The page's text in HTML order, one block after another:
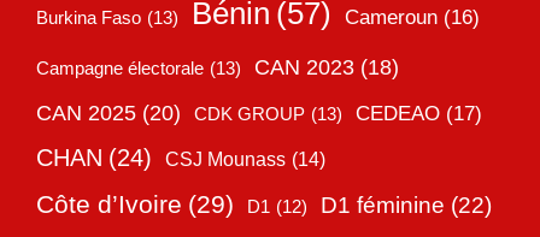
Burkina Faso (13) Bénin (57) Cameroun (16)
Campagne électorale (13) CAN 2023 (18)
CAN 2025 (20) CDK GROUP (13) CEDEAO (17)
CHAN (24) CSJ Mounass (14)
Côte d’Ivoire (29) D1 (12) D1 féminine (22)